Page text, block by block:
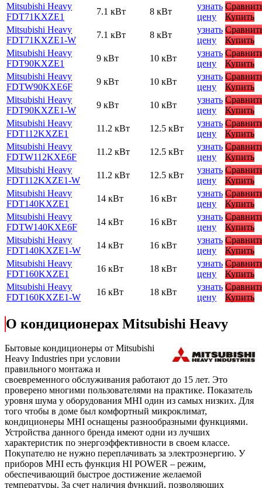
Mitsubishi Heavy
FDT71KXZE1
7.1 кВт 8 кВт
узнать
цену
Купить
Mitsubishi Heavy
FDT71KXZE1-W
7.1 кВт 8 кВт
узнать
цену
Купить
Mitsubishi Heavy
FDT90KXZE1
9 кВт 10 кВт
узнать
цену
Купить
Mitsubishi Heavy
FDTW90KXE6F
9 кВт 10 кВт
узнать
цену
Купить
Mitsubishi Heavy
FDT90KXZE1-W
9 кВт 10 кВт
узнать
цену
Купить
Mitsubishi Heavy
FDT112KXZE1
11.2 кВт 12.5 кВт
узнать
цену
Купить
Mitsubishi Heavy
FDTW112KXE6F
11.2 кВт 12.5 кВт
узнать
цену
Купить
Mitsubishi Heavy
FDT112KXZE1-W
11.2 кВт 12.5 кВт
узнать
цену
Купить
Mitsubishi Heavy
FDT140KXZE1
14 кВт 16 кВт
узнать
цену
Купить
Mitsubishi Heavy
FDTW140KXE6F
14 кВт 16 кВт
узнать
цену
Купить
Mitsubishi Heavy
FDT140KXZE1-W
14 кВт 16 кВт
узнать
цену
Купить
Mitsubishi Heavy
FDT160KXZE1
16 кВт 18 кВт
узнать
цену
Купить
Mitsubishi Heavy
FDT160KXZE1-W
16 кВт 18 кВт
узнать
цену
Купить
О кондиционерах Mitsubishi Heavy
Бытовые кондиционеры от Mitsubishi
Heavy Industries при условии
правильного монтажа и
своевременного обслуживания работают до 15 лет. Это
проверено многими пользователями на практике. Показатель
уровня шума у оборудования MHI один из самых низких. Для
того чтобы в доме был комфортный микроклимат,
кондиционеры MHI оснащены разнообразными функциями.
Устройства данного бренда имеют одни из лучших
характеристик по энергоэффективности в своем классе.
Покупателю не нужно переплачивать за электроэнергию. У
приборов MHI есть функция HI POWER – режим,
обеспечивающий быстрое достижение желаемой
температуры. За счет наличия функций, позволяющих